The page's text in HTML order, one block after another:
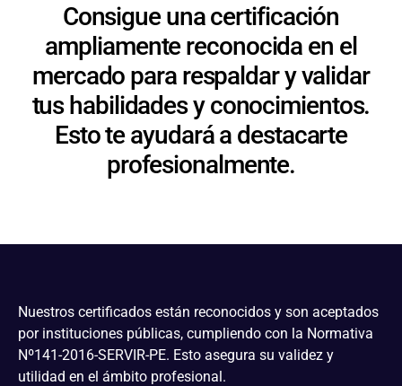
Consigue una certificación
ampliamente reconocida en el
mercado para respaldar y validar
tus habilidades y conocimientos.
Esto te ayudará a destacarte
profesionalmente.
Nuestros certificados están reconocidos y son aceptados
por instituciones públicas, cumpliendo con la Normativa
Nº141-2016-SERVIR-PE. Esto asegura su validez y
utilidad en el ámbito profesional.